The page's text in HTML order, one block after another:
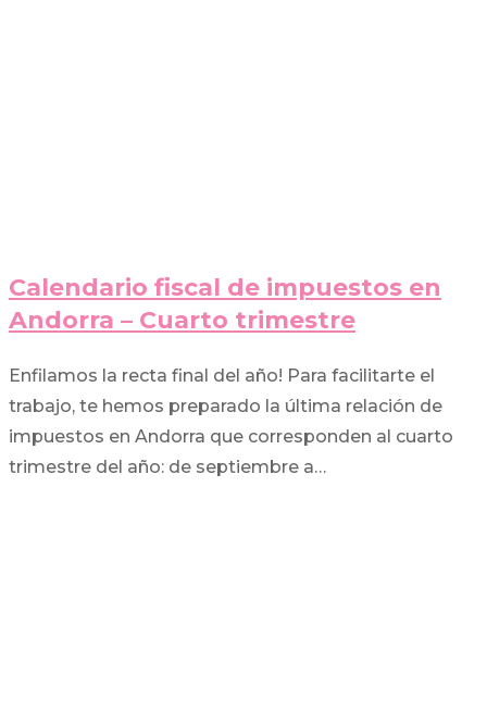
Calendario fiscal de impuestos en
Andorra – Cuarto trimestre
Enfilamos la recta final del año! Para facilitarte el
trabajo, te hemos preparado la última relación de
impuestos en Andorra que corresponden al cuarto
trimestre del año: de septiembre a…